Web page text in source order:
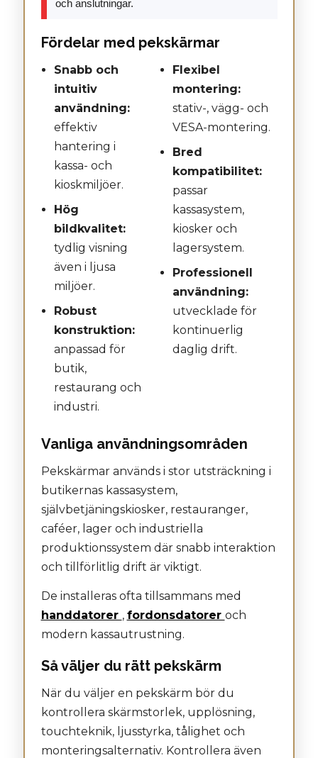
och anslutningar.
Fördelar med pekskärmar
Snabb och
intuitiv
användning:
effektiv
hantering i
kassa- och
kioskmiljöer.
Hög
bildkvalitet:
tydlig visning
även i ljusa
miljöer.
Robust
konstruktion:
anpassad för
butik,
restaurang och
industri.
Flexibel
montering:
stativ-, vägg- och
VESA-montering.
Bred
kompatibilitet:
passar
kassasystem,
kiosker och
lagersystem.
Professionell
användning:
utvecklade för
kontinuerlig
daglig drift.
Vanliga användningsområden
Pekskärmar används i stor utsträckning i
butikernas kassasystem,
självbetjäningskiosker, restauranger,
caféer, lager och industriella
produktionssystem där snabb interaktion
och tillförlitlig drift är viktigt.
De installeras ofta tillsammans med
handdatorer , fordonsdatorer och
modern kassautrustning.
Så väljer du rätt pekskärm
När du väljer en pekskärm bör du
kontrollera skärmstorlek, upplösning,
touchteknik, ljusstyrka, tålighet och
monteringsalternativ. Kontrollera även